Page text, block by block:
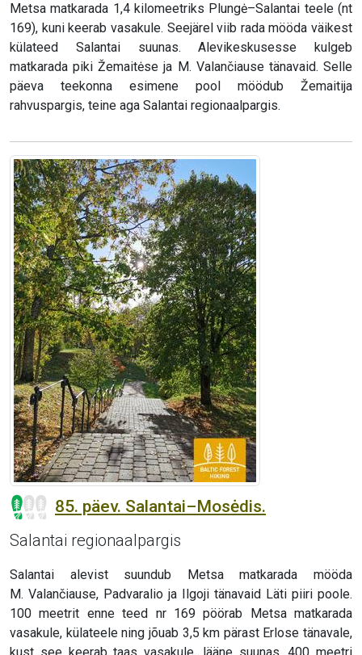
Metsa matkarada 1,4 kilomeetriks Plungė–Salantai teele (nt
169), kuni keerab vasakule. Seejärel viib rada mööda väikest
külateed Salantai suunas. Alevikeskusesse kulgeb
matkarada piki Žemaitėse ja M. Valančiause tänavaid. Selle
päeva teekonna esimene pool möödub Žemaitija
rahvuspargis, teine aga Salantai regionaalpargis.
85. päev. Salantai–Mosėdis.
Salantai regionaalpargis
Salantai alevist suundub Metsa matkarada mööda
M. Valančiause, Padvaralio ja Ilgoji tänavaid Läti piiri poole.
100 meetrit enne teed nr 169 pöörab Metsa matkarada
vasakule, külateele ning jõuab 3,5 km pärast Erlose tänavale,